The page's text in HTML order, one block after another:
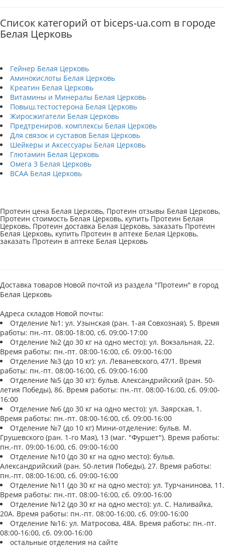
Список категорий от biceps-ua.com в городе
Белая Церковь
Гейнер Белая Церковь
Аминокислоты Белая Церковь
Креатин Белая Церковь
Витамины и Минералы Белая Церковь
Повыш.тестостерона Белая Церковь
Жиросжигатели Белая Церковь
Предтрениров. комплексы Белая Церковь
Для связок и суставов Белая Церковь
Шейкеры и Аксессуары Белая Церковь
Глютамин Белая Церковь
Омега 3 Белая Церковь
BCAA Белая Церковь
Протеин цена Белая Церковь, Протеин отзывы Белая Церковь,
Протеин стоимость Белая Церковь, купить Протеин Белая
Церковь, Протеин доставка Белая Церковь, заказать Протеин
Белая Церковь, купить Протеин в аптеке Белая Церковь,
заказать Протеин в аптеке Белая Церковь
Доставка товаров Новой почтой из раздела "Протеин" в город
Белая Церковь
Адреса складов Новой почты:
Отделение №1: ул. Узынская (ран. 1-ая Совхозная), 5. Время
работы: пн.-пт. 08:00-18:00, сб. 09:00-17:00
Отделение №2 (до 30 кг на одно место): ул. Вокзальная, 22.
Время работы: пн.-пт. 08:00-16:00, сб. 09:00-16:00
Отделение №3 (до 10 кг): ул. Леваневского, 47/1. Время
работы: пн.-пт. 08:00-16:00, сб. 09:00-16:00
Отделение №5 (до 30 кг): бульв. Александрийский (ран. 50-
летия Победы), 86. Время работы: пн.-пт. 08:00-16:00, сб. 09:00-
16:00
Отделение №6 (до 30 кг на одно место): ул. Заярская, 1.
Время работы: пн.-пт. 08:00-16:00, сб. 09:00-16:00
Отделение №7 (до 10 кг) Мини-отделение: бульв. М.
Грушевского (ран. 1-го Мая), 13 (маг. "Фуршет"). Время работы:
пн.-пт. 09:00-16:00, сб. 09:00-16:00
Отделение №10 (до 30 кг на одно место): бульв.
Александрийский (ран. 50-летия Победы), 27. Время работы:
пн.-пт. 08:00-16:00, сб. 09:00-16:00
Отделение №11 (до 30 кг на одно место): ул. Турчанинова, 11.
Время работы: пн.-пт. 08:00-16:00, сб. 09:00-16:00
Отделение №12 (до 30 кг на одно место): ул. С. Наливайка,
20А. Время работы: пн.-пт. 08:00-16:00, сб. 09:00-16:00
Отделение №16: ул. Матросова, 48А. Время работы: пн.-пт.
08:00-16:00, сб. 09:00-16:00
остальные отделения на сайте